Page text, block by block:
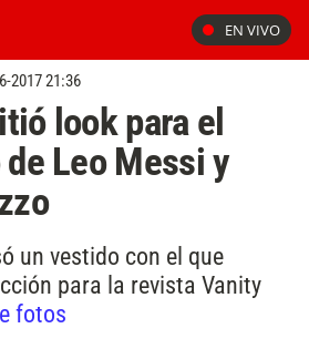
EN VIVO
2017 21:36
look para el
Leo Messi y
un vestido con el que
para la revista Vanity
fotos